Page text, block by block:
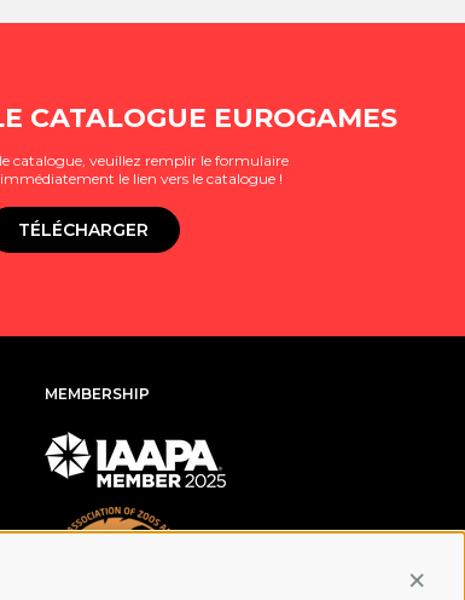
CATALOGUE EUROGAMES
catalogue, veuillez remplir le formulaire
le lien vers le catalogue !
TÉLÉCHARGER
MEMBERSHIP